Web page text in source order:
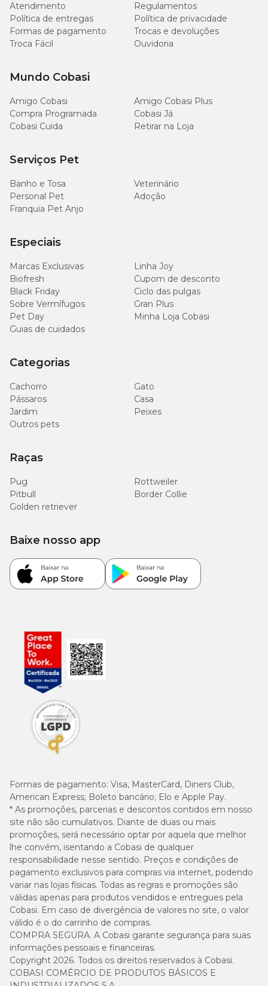
Atendimento
Regulamentos
Política de entregas
Política de privacidade
Formas de pagamento
Trocas e devoluções
Troca Fácil
Ouvidoria
Mundo Cobasi
Amigo Cobasi
Amigo Cobasi Plus
Compra Programada
Cobasi Já
Cobasi Cuida
Retirar na Loja
Serviços Pet
Banho e Tosa
Veterinário
Personal Pet
Adoção
Franquia Pet Anjo
Especiais
Marcas Exclusivas
Linha Joy
Biofresh
Cupom de desconto
Black Friday
Ciclo das pulgas
Sobre Vermífugos
Gran Plus
Pet Day
Minha Loja Cobasi
Guias de cuidados
Categorias
Cachorro
Gato
Pássaros
Casa
Jardim
Peixes
Outros pets
Raças
Pug
Rottweiler
Pitbull
Border Collie
Golden retriever
Formas de pagamento: Visa, MasterCard, Diners Club,
American Express; Boleto bancário; Elo e Apple Pay.
* As promoções, parcerias e descontos contidos em nosso
site não são cumulativos. Diante de duas ou mais
promoções, será necessário optar por aquela que melhor
lhe convém, isentando a Cobasi de qualquer
responsabilidade nesse sentido. Preços e condições de
pagamento exclusivos para compras via internet, podendo
variar nas lojas físicas. Todas as regras e promoções são
válidas apenas para produtos vendidos e entregues pela
Cobasi. Em caso de divergência de valores no site, o valor
válido é o do carrinho de compras.
COMPRA SEGURA. A Cobasi garante segurança para suas
informações pessoais e financeiras.
Copyright 2026. Todos os direitos reservados à Cobasi.
COBASI COMÉRCIO DE PRODUTOS BÁSICOS E
Baixe nosso app